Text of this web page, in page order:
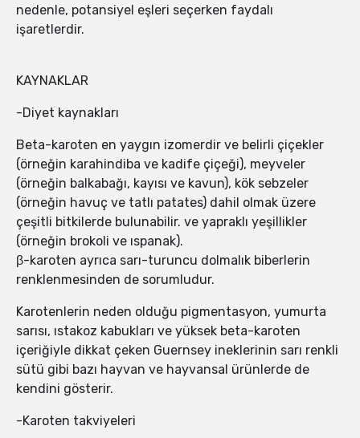
nedenle, potansiyel eşleri seçerken faydalı
işaretlerdir.
KAYNAKLAR
-Diyet kaynakları
Beta-karoten en yaygın izomerdir ve belirli çiçekler
(örneğin karahindiba ve kadife çiçeği), meyveler
(örneğin balkabağı, kayısı ve kavun), kök sebzeler
(örneğin havuç ve tatlı patates) dahil olmak üzere
çeşitli bitkilerde bulunabilir. ve yapraklı yeşillikler
(örneğin brokoli ve ıspanak).
β-karoten ayrıca sarı-turuncu dolmalık biberlerin
renklenmesinden de sorumludur.
Karotenlerin neden olduğu pigmentasyon, yumurta
sarısı, ıstakoz kabukları ve yüksek beta-karoten
içeriğiyle dikkat çeken Guernsey ineklerinin sarı renkli
sütü gibi bazı hayvan ve hayvansal ürünlerde de
kendini gösterir.
-Karoten takviyeleri